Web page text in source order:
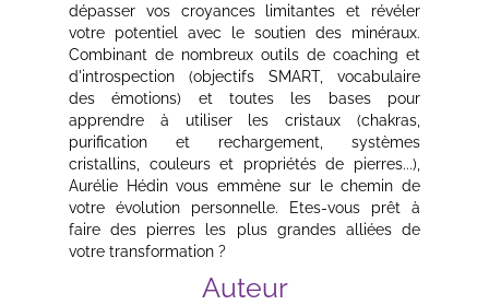
dépasser vos croyances limitantes et révéler
votre potentiel avec le soutien des minéraux.
Combinant de nombreux outils de coaching et
d'introspection (objectifs SMART, vocabulaire
des émotions) et toutes les bases pour
apprendre à utiliser les cristaux (chakras,
purification et rechargement, systèmes
cristallins, couleurs et propriétés de pierres...),
Aurélie Hédin vous emmène sur le chemin de
votre évolution personnelle. Etes-vous prêt à
faire des pierres les plus grandes alliées de
votre transformation ?
Auteur